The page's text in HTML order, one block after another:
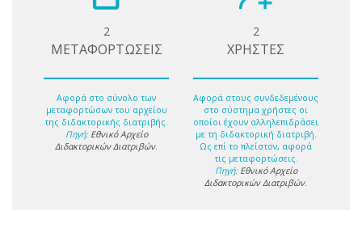
2
ΜΕΤΑΦΟΡΤΩΣΕΙΣ
Αφορά στο σύνολο των
μεταφορτώσων του αρχείου
της διδακτορικής διατριβής.
Πηγή: Εθνικό Αρχείο
Διδακτορικών Διατριβών.
2
ΧΡΗΣΤΕΣ
Αφορά στους συνδεδεμένους
στο σύστημα χρήστες οι
οποίοι έχουν αλληλεπιδράσει
με τη διδακτορική διατριβή.
Ως επί το πλείστον, αφορά
τις μεταφορτώσεις.
Πηγή: Εθνικό Αρχείο
Διδακτορικών Διατριβών.